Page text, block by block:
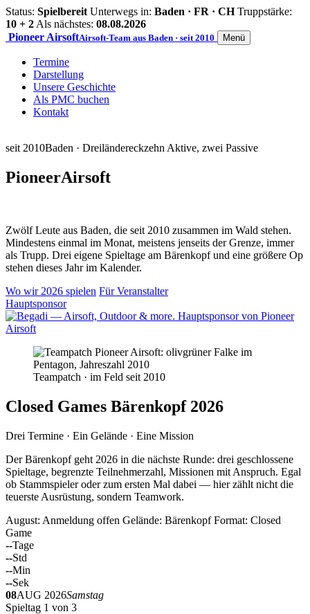
Status: Spielbereit Unterwegs in: Baden · FR · CH Truppstärke:
10 + 2 Als nächstes: 08.08.2026
Pioneer AirsoftAirsoft-Team aus Baden · seit 2010 Menü
Termine
Darstellung
Unsere Geschichte
Als PMC buchen
Kontakt
seit 2010Baden · Dreiländereckzehn Aktive, zwei Passive
PioneerAirsoft
Zwölf Leute aus Baden, die seit 2010 zusammen im Wald stehen.
Mindestens einmal im Monat, meistens jenseits der Grenze, immer
als Trupp. Drei eigene Spieltage am Bärenkopf und eine größere Op
stehen dieses Jahr im Kalender.
Wo wir 2026 spielen Für Veranstalter
Hauptsponsor
Teampatch · im Feld seit 2010
Closed Games Bärenkopf 2026
Drei Termine · Ein Gelände · Eine Mission
Der Bärenkopf geht 2026 in die nächste Runde: drei geschlossene
Spieltage, begrenzte Teilnehmerzahl, Missionen mit Anspruch. Egal
ob Stammspieler oder zum ersten Mal dabei — hier zählt nicht die
teuerste Ausrüstung, sondern Teamwork.
August: Anmeldung offen Gelände: Bärenkopf Format: Closed
Game
--Tage
--Std
--Min
--Sek
08AUG 2026Samstag
Spieltag 1 von 3